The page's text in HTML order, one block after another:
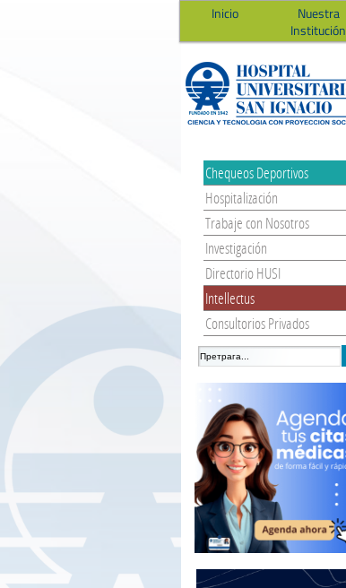
Inicio
Nuestra
Institución
Chequeos Deportivos
Hospitalización
Trabaje con Nosotros
Investigación
Directorio HUSI
Intellectus
Consultorios Privados